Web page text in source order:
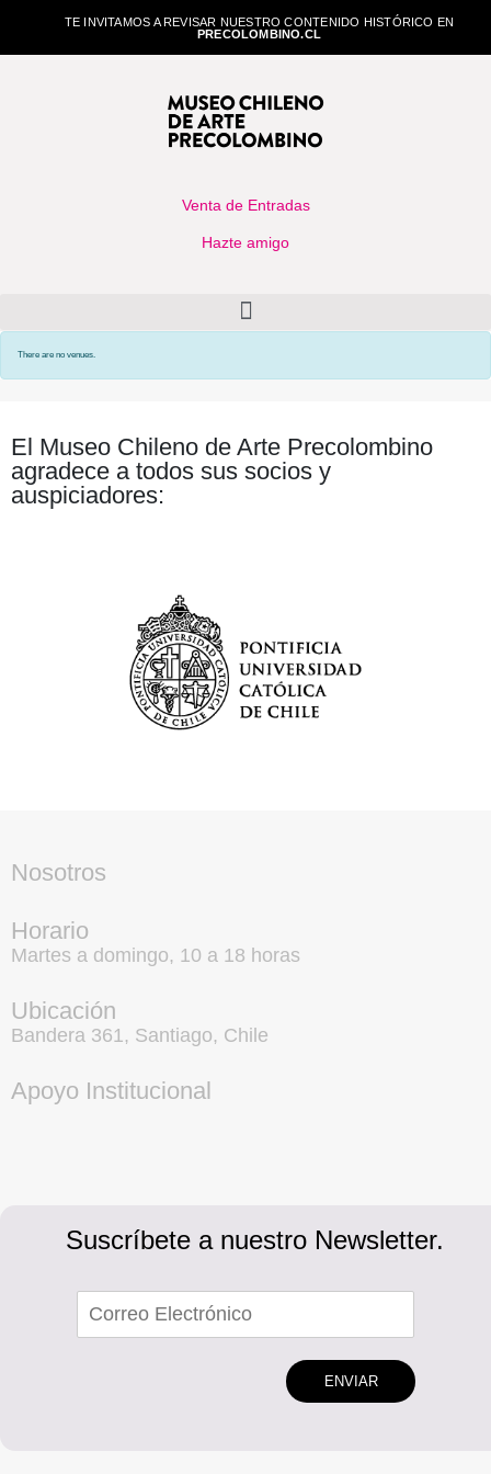
TE INVITAMOS A REVISAR NUESTRO CONTENIDO HISTÓRICO EN
PRECOLOMBINO.CL
Venta de Entradas
Hazte amigo
There are no venues.
El Museo Chileno de Arte Precolombino
agradece a todos sus socios y
auspiciadores:
Nosotros
Horario
Martes a domingo, 10 a 18 horas
Ubicación
Bandera 361, Santiago, Chile
Apoyo Institucional
Suscríbete a nuestro Newsletter.
ENVIAR